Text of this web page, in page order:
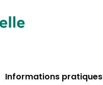
Informations pratiques